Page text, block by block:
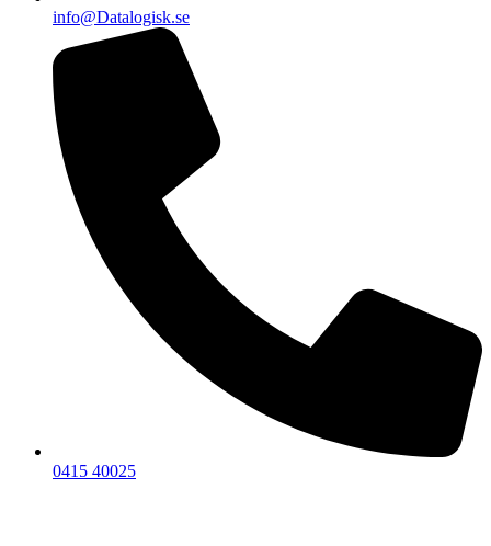
info@Datalogisk.se
0415 40025